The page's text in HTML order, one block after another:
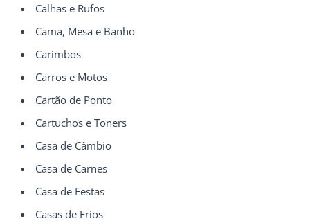
Calhas e Rufos
Cama, Mesa e Banho
Carimbos
Carros e Motos
Cartão de Ponto
Cartuchos e Toners
Casa de Câmbio
Casa de Carnes
Casa de Festas
Casas de Frios